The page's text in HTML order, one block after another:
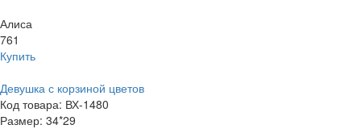
Алиса
761
Купить
Девушка с корзиной цветов
Код товара: ВХ-1480
Размер: 34*29